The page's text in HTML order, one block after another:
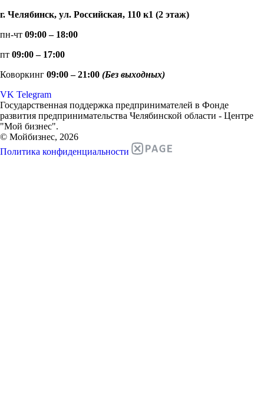
г. Челябинск, ул. Российская, 110 к1 (2 этаж)
пн-чт 09:00 – 18:00
пт 09:00 – 17:00
Коворкинг 09:00 – 21:00 (Без выходных)
VK Telegram
Государственная поддержка предпринимателей в Фонде
развития предпринимательства Челябинской области - Центре
"Мой бизнес".
© Мойбизнес, 2026
Политика конфиденциальности